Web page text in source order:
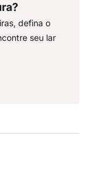
defina o
seu lar